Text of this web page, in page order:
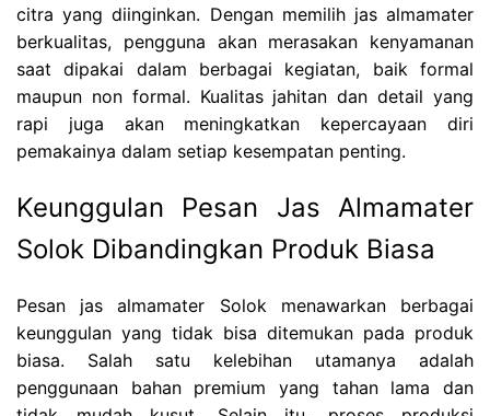
citra yang diinginkan. Dengan memilih jas almamater
berkualitas, pengguna akan merasakan kenyamanan
saat dipakai dalam berbagai kegiatan, baik formal
maupun non formal. Kualitas jahitan dan detail yang
rapi juga akan meningkatkan kepercayaan diri
pemakainya dalam setiap kesempatan penting.
Keunggulan Pesan Jas Almamater
Solok Dibandingkan Produk Biasa
Pesan jas almamater Solok menawarkan berbagai
keunggulan yang tidak bisa ditemukan pada produk
biasa. Salah satu kelebihan utamanya adalah
penggunaan bahan premium yang tahan lama dan